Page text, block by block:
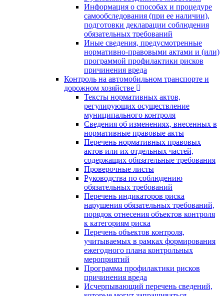
Информация о способах и процедуре
самообследования (при ее наличии),
подготовки декларации соблюдения
обязательных требований
Иные сведения, предусмотренные
нормативно-правовыми актами и (или)
программой профилактики рисков
причинения вреда
Контроль на автомобильном транспорте и
дорожном хозяйстве
Тексты нормативных актов,
регулирующих осуществление
муниципального контроля
Сведения об изменениях, внесенных в
нормативные правовые акты
Перечень нормативных правовых
актов или их отдельных частей,
содержащих обязательные требования
Проверочные листы
Руководства по соблюдению
обязательных требований
Перечень индикаторов риска
нарушения обязательных требований,
порядок отнесения объектов контроля
к категориям риска
Перечень объектов контроля,
учитываемых в рамках формирования
ежегодного плана контрольных
мероприятий
Программа профилактики рисков
причинения вреда
Исчерпывающий перечень сведений,